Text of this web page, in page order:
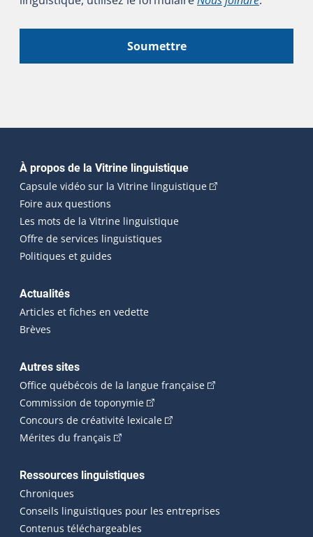
Soumettre
Navigation principale
À propos de la Vitrine linguistique
Capsule vidéo sur la Vitrine linguistique(Cet hyperlien
Foire aux questions
Les mots de la Vitrine linguistique
Offre de services linguistiques
Politiques et guides
Actualités
Articles et fiches en vedette
Brèves
Autres sites
Office québécois de la langue française(Cet hyperlien
Commission de toponymie(Cet hyperlien externe s'ouvrira
Concours de créativité lexicale(Cet hyperlien externe
Mérites du français (Cet hyperlien externe s'ouvrira dans une
Ressources linguistiques
Chroniques
Conseils linguistiques pour les entreprises
Contenus téléchargeables